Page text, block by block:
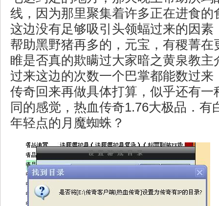
线，因为那里聚集着许多正在进食的
这边没有足够吸引头领蝠过来的因素
帮助黑野猪再多的，元宝，有稷菁在
睢是否真的欺瞒过大家暗之黄泉教主
过来这边的次数一个巴掌都能数过来
传奇回来再做具体打算，似乎还有一
同的感觉，热血传奇1.76大极品．
年轻点的月魔蜘蛛？